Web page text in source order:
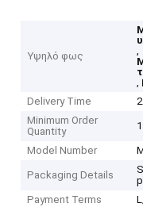
Υψηλό φως
,
,
Delivery Time
Minimum Order
Quantity
Model Number
Packaging Details
Payment Terms